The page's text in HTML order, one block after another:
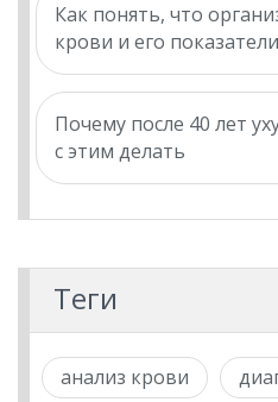
Как понять, что
крови и его показатели
Почему после 40 лет
с этим делать
Теги
анализ крови